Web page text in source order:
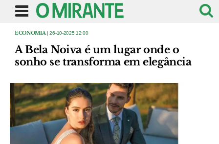
ECONOMIA | 26-10-2025 12:00
A Bela Noiva é um lugar onde o
sonho se transforma em elegância